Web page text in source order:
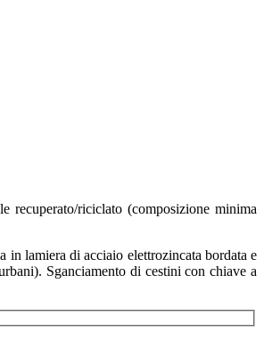
recuperato/riciclato (composizione minima
lamiera di acciaio elettrozincata bordata e
Sganciamento di cestini con chiave a